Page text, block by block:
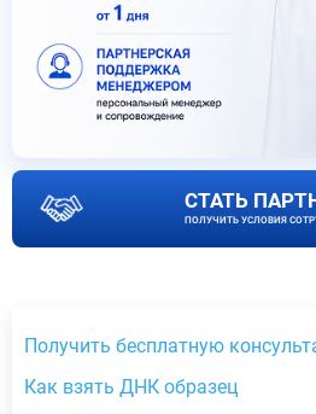
СТАТЬ
ПОЛУЧИТЬ УСЛОВИЯ
Получить бесплатную
Как взять ДНК образец